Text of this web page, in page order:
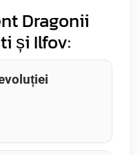
Dragonii
și Ilfov: